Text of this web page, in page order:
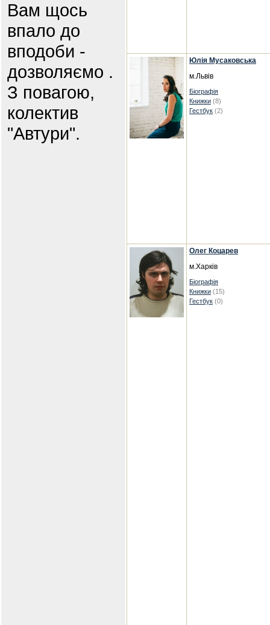
Вам щось
впало до
вподоби -
дозволяємо .
З повагою,
колектив
"Автури".
Юлія Мусаковська
м.Львів
Біографія
Книжки (8)
Гестбук (2)
Олег Коцарев
м.Харків
Біографія
Книжки (15)
Гестбук (0)